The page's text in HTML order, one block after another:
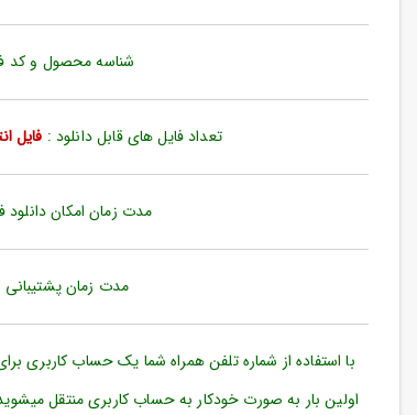
ها
حساب
ورود
کاربری
بازیابی
عبور
شناسه محصول و کد
تعداد فایل های قابل دانلود : فایل
مدت زمان امکان دانلود
مدت زمان
با استفاده از شماره تلفن همراه شما یک حساب کاربری
اولین بار به صورت خودکار به حساب کاربری منتقل